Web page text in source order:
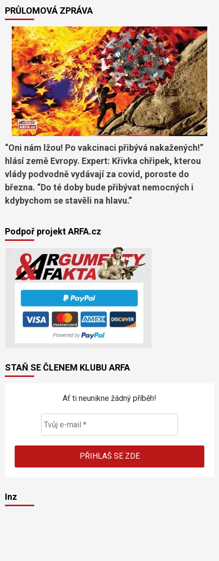
PRŮLOMOVÁ ZPRÁVA
“Oni nám lžou! Po vakcinaci přibývá nakažených!”
hlásí země Evropy. Expert: Křivka chřipek, kterou
vlády podvodně vydávají za covid, poroste do
března. “Do té doby bude přibývat nemocných i
kdybychom se stavěli na hlavu.”
Podpoř projekt ARFA.cz
STAŇ SE ČLENEM KLUBU ARFA
Ať ti neunikne žádný příběh!
Inz